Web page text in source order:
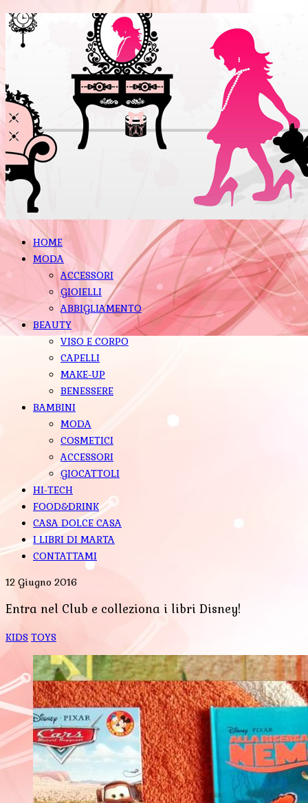
HOME
MODA
ACCESSORI
GIOIELLI
ABBIGLIAMENTO
BEAUTY
VISO E CORPO
CAPELLI
MAKE-UP
BENESSERE
BAMBINI
MODA
COSMETICI
ACCESSORI
GIOCATTOLI
HI-TECH
FOOD&DRINK
CASA DOLCE CASA
I LIBRI DI MARTA
CONTATTAMI
12 Giugno 2016
Entra nel Club e colleziona i libri Disney!
KIDS TOYS